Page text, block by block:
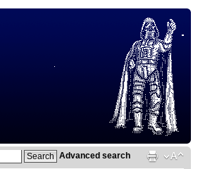
Advanced search